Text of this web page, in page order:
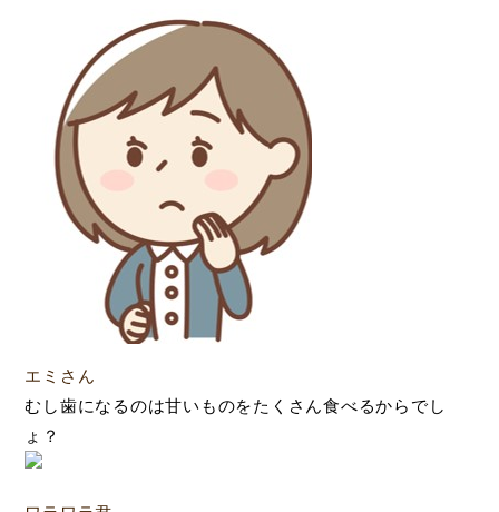
エミさん
むし歯になるのは甘いものをたくさん食べるからでし
ょ？